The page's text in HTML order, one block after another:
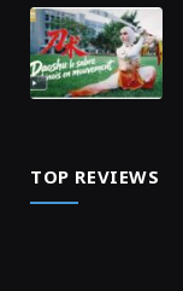
TOP REVIEWS